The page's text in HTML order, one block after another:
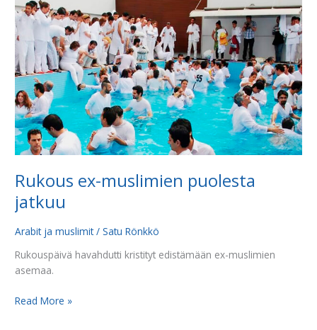
Rukous ex-muslimien puolesta
jatkuu
Arabit ja muslimit/Satu Rönkkö
Rukouspäivä havahdutti kristityt edistämään ex-muslimien
asemaa.
muslimien
puolesta
jatkuu
Read More »